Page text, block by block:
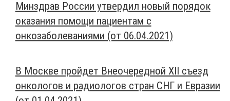
Минздрав России утвердил новый порядок
оказания помощи пациентам с
онкозаболеваниями (от 06.04.2021)
В Москве пройдет Внеочередной XII съезд
онкологов и радиологов стран СНГ и Евразии